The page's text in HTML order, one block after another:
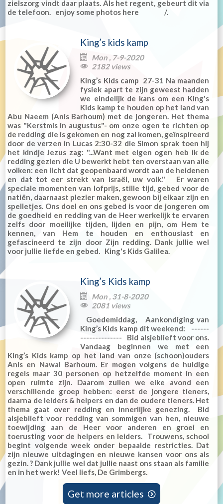
zielszorg vindt daar plaats. Als het regent, gebeurt dit via
de telefoon. enjoy some photos here /.
King’s kids kamp
 Mon , 7-9-2020
 2182 views
King’s Kids camp 27-31 Na maanden
fysiek apart te zijn geweest hadden
we eindelijk de kans om een King's
Kids kamp te houden op het land van
Abu Naeem (Anis Barhoum) met de jongeren. Het thema
was "Kerstmis in augustus"- om onze ogen te richten op
de redding die is gekomen en nog zal komen, geïnspireerd
door de verzen in Lucas 2:30-32 die Simon sprak toen hij
het kindje Jezus zag: "...Want met eigen ogen heb ik de
redding gezien die U bewerkt hebt ten overstaan van alle
volken: een licht dat geopenbaard wordt aan de heidenen
en dat tot eer strekt van Israël, uw volk." Er waren
speciale momenten van lofprijs, stille tijd, gebed voor de
natiën, daarnaast plezier maken, gewoon bij elkaar zijn en
spelletjes. Ons doel en ons gebed is voor de jongeren om
de goedheid en redding van de Heer werkelijk te ervaren
zelfs door moeilijke tijden, lijden en pijn, om Hem te
kennen, van Hem te houden en enthousiast en
gefascineerd te zijn door Zijn redding. Dank jullie wel
voor jullie liefde en gebed. King's Kids Galilea.
King’s Kids kamp
 Mon , 31-8-2020
 2081 views
Goedemiddag, Aankondiging van
King’s Kids kamp dit weekend: ------
-------------- Bid alsjeblieft voor ons.
Vandaag beginnen we met een
King’s Kids kamp op het land van onze (schoon)ouders
Anis en Nawal Barhoum. Er mogen volgens de huidige
regels maar 30 personen op hetzelfde moment in een
open ruimte zijn. Daarom zullen we elke avond een
verschillende groep hebben: eerst de jongere tieners,
daarna de leiders & helpers en dan de oudere tieners. Het
thema gaat over redding en innerlijke genezing. Bid
alsjeblieft voor redding van sommigen van hen, nieuwe
toewijding aan de Heer voor anderen en groei en
toerusting voor de helpers en leiders. Trouwens, school
begint volgende week onder bepaalde restricties. Dat
zijn nieuwe uitdagingen en nieuwe kansen voor ons als
gezin. ? Dank jullie wel dat jullie naast ons staan als familie
en in het werk! Veel liefs, De Grimbergs.
Get more articles 